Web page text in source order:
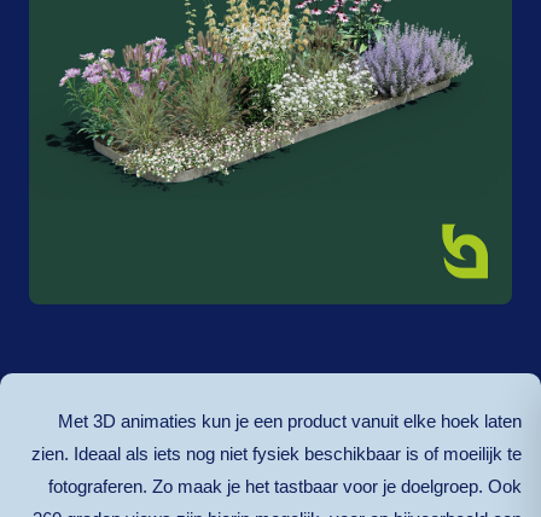
Met 3D animaties kun je een product vanuit elke hoek laten
zien. Ideaal als iets nog niet fysiek beschikbaar is of moeilijk te
fotograferen. Zo maak je het tastbaar voor je doelgroep. Ook